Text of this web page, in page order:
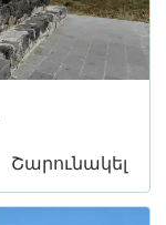
Շարունակել